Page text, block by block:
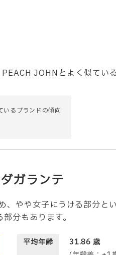
JOHNとよく似てい
いるブランドの傾向
ガランテ
やや女子にうける部分と
分もあります。
平均年齢 31.86 歳